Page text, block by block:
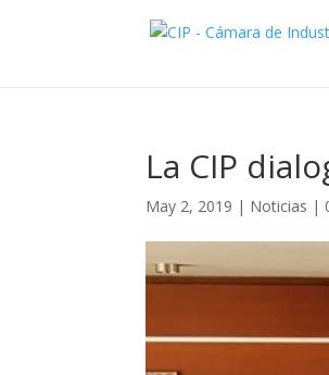
La CIP
May 2, 2019 | Noticias |